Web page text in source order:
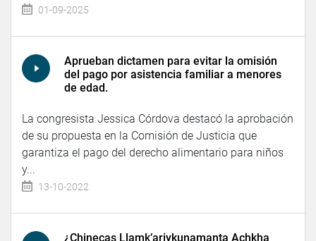
01-09-2025
Aprueban dictamen para evitar la omisión
del pago por asistencia familiar a menores
de edad.
La congresista Jessica Córdova destacó la aprobación
de su propuesta en la Comisión de Justicia que
garantiza el pago del derecho alimentario para niños
y...
13-10-2022
¿Chinecas Llamk’ariykunamanta Achkha